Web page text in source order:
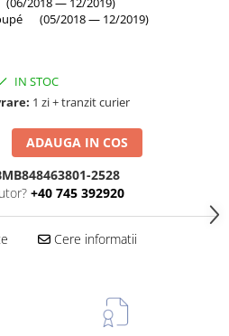
(05/2018 — 12/2019)
IN STOC
1 zi + tranzit curier
ADAUGA IN COS
2528
+40 745 392920
Cere informatii